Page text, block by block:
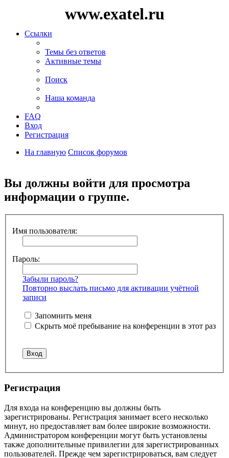
www.exatel.ru
Ссылки
Темы без ответов
Активные темы
Поиск
Наша команда
FAQ
Вход
Регистрация
На главную Список форумов
Вы должны войти для просмотра
информации о группе.
Имя пользователя:
Пароль:
Забыли пароль?
Повторно выслать письмо для активации учётной
записи
Запомнить меня
Скрыть моё пребывание на конференции в этот раз
Регистрация
Для входа на конференцию вы должны быть
зарегистрированы. Регистрация занимает всего несколько
минут, но предоставляет вам более широкие возможности.
Администратором конференции могут быть установлены
также дополнительные привилегии для зарегистрированных
пользователей. Прежде чем зарегистрироваться, вам следует